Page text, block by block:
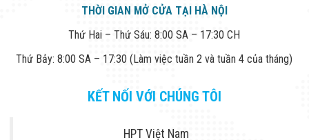
THỜI GIAN MỞ CỬA TẠI HÀ NỘI
Thứ Hai – Thứ Sáu: 8:00 SA – 17:30 CH
Thứ Bảy: 8:00 SA – 17:30 (Làm việc tuần 2 và tuần 4 của tháng)
KẾT NỐI VỚI CHÚNG TÔI
HPT Việt Nam